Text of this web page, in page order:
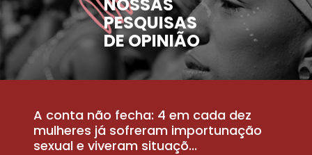
PESQUISAS
DE OPINIÃO
A conta não fecha: 4 em cada dez
mulheres já sofreram importunação
sexual e viveram situaçõ...